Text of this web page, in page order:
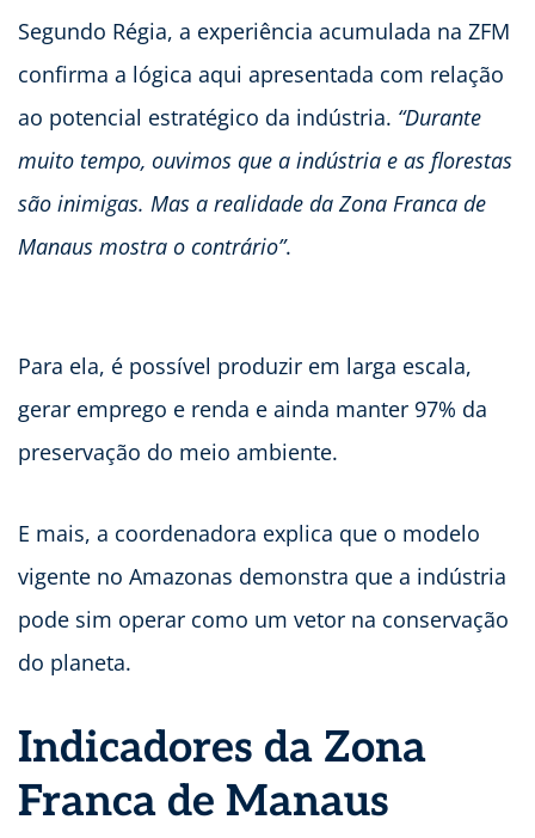
Segundo Régia, a experiência acumulada na ZFM
confirma a lógica aqui apresentada com relação
ao potencial estratégico da indústria. “Durante
muito tempo, ouvimos que a indústria e as florestas
são inimigas. Mas a realidade da Zona Franca de
Manaus mostra o contrário”.
Para ela, é possível produzir em larga escala,
gerar emprego e renda e ainda manter 97% da
preservação do meio ambiente.
E mais, a coordenadora explica que o modelo
vigente no Amazonas demonstra que a indústria
pode sim operar como um vetor na conservação
do planeta.
Indicadores da Zona
Franca de Manaus